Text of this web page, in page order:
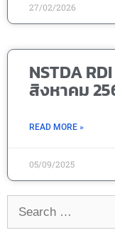
27/02/2026
NSTDA
สิงหาคม
READ MORE »
05/09/2025